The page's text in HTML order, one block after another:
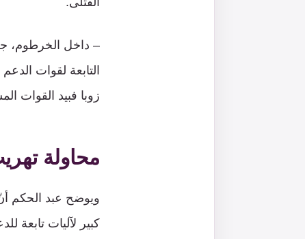
– داخل الخرطوم،
التابعة لقوات
زوبا فبيد القوات
محاولة
ويوضح عبد الحكم
كبير لآليات